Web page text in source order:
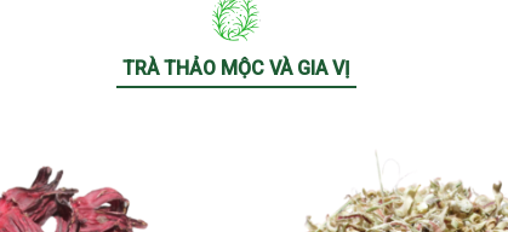
TRÀ THẢO MỘC VÀ GIA VỊ